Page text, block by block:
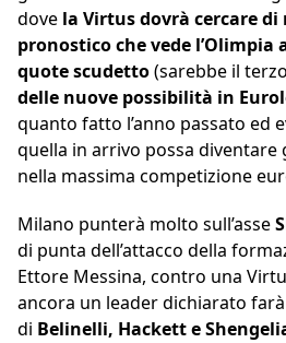
dove la Virtus dovrà cercare
pronostico che vede
quote scudetto(sarebbe il
delle nuove possibilità in
quanto fatto l’anno passato ed
quella in arrivo possa diventare
nella massima competizione
Milano punterà molto sull’asse
di punta dell’attacco della
Ettore Messina, contro una
ancora un leader dichiarato
di Belinelli, Hackett e